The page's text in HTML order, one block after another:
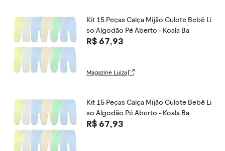
Kit 15 Peças Calça Mijão Culote Bebê Li
so Algodão Pé Aberto - Koala Ba
R$ 67,93
Magazine Luiza
Kit 15 Peças Calça Mijão Culote Bebê Li
so Algodão Pé Aberto - Koala Ba
R$ 67,93